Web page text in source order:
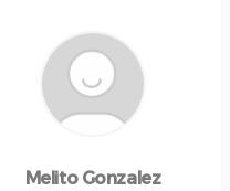
Melito Gonzalez